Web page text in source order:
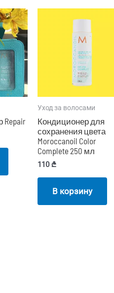
Repair
Уход за волосами
Кондиционер для
сохранения цвета
Moroccanoil Color
Complete 250 мл
110₾
В корзину